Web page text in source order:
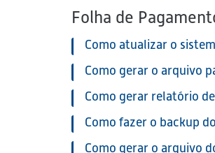
Folha de
Como atualizar o
Como gerar o arquivo
Como gerar relatório
Como fazer o backup
Como gerar o arquivo